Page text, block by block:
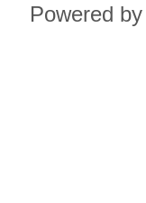
Powered by